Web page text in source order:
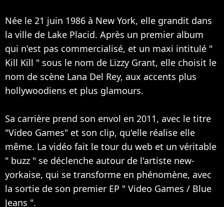
Née le 21 juin 1986 à New York, elle grandit dans
la ville de Lake Placid. Après un premier album
qui n'est pas commercialisé, et un maxi intitulé "
Kill Kill " sous le nom de Lizzy Grant, elle choisit le
nom de scène Lana Del Rey, aux accents plus
hollywoodiens et plus glamours.
Sa carrière prend son envol en 2011, avec le titre
"Video Games" et son clip, qu'elle réalise elle
même. La vidéo fait le tour du web et un véritable
" buzz " se déclenche autour de l'artiste new-
yorkaise, qui se transforme en phénomène, avec
la sortie de son premier EP " Video Games / Blue
Jeans ".